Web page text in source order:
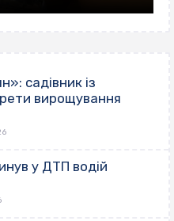
садівник із
вирощування
у ДТП водій